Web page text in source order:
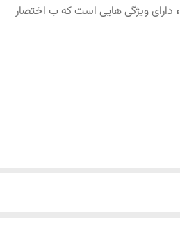
، دارای ویژگی هایی است که ب اختصار